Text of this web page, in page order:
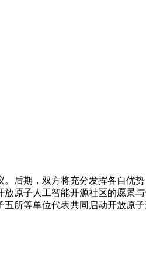
后期，双方将充分发挥各自优势
原子人工智能开源社区的愿景
所等单位代表共同启动开放原